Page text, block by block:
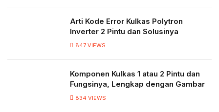
Arti Kode Error Kulkas Polytron
Inverter 2 Pintu dan Solusinya
847 VIEWS
Komponen Kulkas 1 atau 2 Pintu dan
Fungsinya, Lengkap dengan Gambar
834 VIEWS